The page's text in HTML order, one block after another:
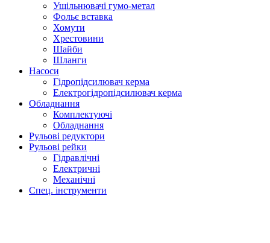
Ущільнювачі гумо-метал
Фольє вставка
Хомути
Хрестовини
Шайби
Шланги
Насоси
Гідропідсилювач керма
Електрогідропідсилювач керма
Обладнання
Комплектуючі
Обладнання
Рульові редуктори
Рульові рейки
Гідравлічні
Електричні
Механічні
Спец. інструменти